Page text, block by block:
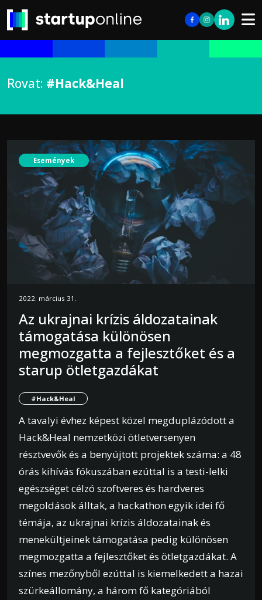
Rovat: #Hack&Heal
Események
2022. március 31.
Az ukrajnai krízis áldozatainak
támogatása különösen
megmozgatta a fejlesztőket és a
starup ötletgazdákat
#Hack&Heal
A tavalyi évhez képest közel megduplázódott a
Hack&Heal nemzetközi ötletversenyen
résztvevők és a benyújtott projektek száma: a 48
órás kihívás fókuszában ezúttal is a testi-lelki
egészséget célzó szoftveres és hardveres
megoldások álltak, a hackathon egyik idei fő
témája, az ukrajnai krízis áldozatainak és
menekültjeinek támogatása pedig különösen
megmozgatta a fejlesztőket és ötletgazdákat. A
színes mezőnyből ezúttal is kiemelkedett a hazai
szürkeállomány, a három fő kategóriából